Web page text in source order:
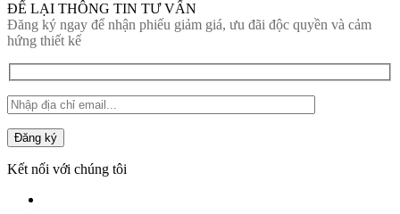
ĐỂ LẠI THÔNG TIN TƯ VẤN
Đăng ký ngay để nhận phiếu giảm giá, ưu đãi độc quyền và cảm
hứng thiết kế
Đăng ký
Kết nối với chúng tôi